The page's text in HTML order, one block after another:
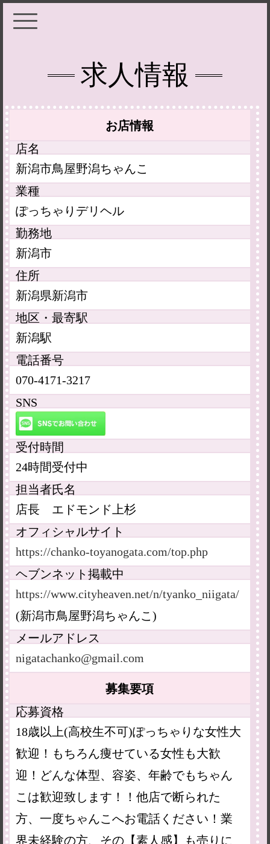
求人情報
お店情報
店名
新潟市鳥屋野潟ちゃんこ
業種
ぽっちゃりデリヘル
勤務地
新潟市
住所
新潟県新潟市
地区・最寄駅
新潟駅
電話番号
070-4171-3217
SNS
受付時間
24時間受付中
担当者氏名
店長 エドモンド上杉
オフィシャルサイト
https://chanko-toyanogata.com/top.php
ヘブンネット掲載中
https://www.cityheaven.net/n/tyanko_niigata/
(新潟市鳥屋野潟ちゃんこ)
メールアドレス
nigatachanko@gmail.com
募集要項
応募資格
18歳以上(高校生不可)ぽっちゃりな女性大
歓迎！もちろん痩せている女性も大歓
迎！どんな体型、容姿、年齢でもちゃん
こは歓迎致します！！他店で断られた
方、一度ちゃんこへお電話ください！業
界未経験の方、その【素人感】も売りに